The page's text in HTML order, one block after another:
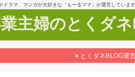
ドラマ、マンガが大好きな「もーるママ」が運営してい
主婦のとくダネ
とくダネBLOG運